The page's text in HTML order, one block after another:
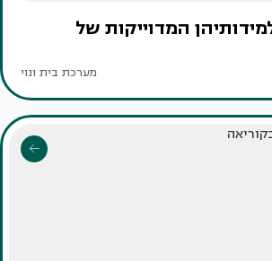
המדוייקות של
מערכת בית ונוי